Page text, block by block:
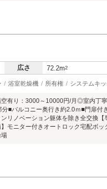
広さ 72.2m2
浴室乾燥機 所有権 システムキ
有り：3000～10000円/月◎室内丁
■バルコニー奥行き約2.0ｍ■門扉付
リノベーション躯体を除き全交換
モニター付きオートロック宅配ボ
場